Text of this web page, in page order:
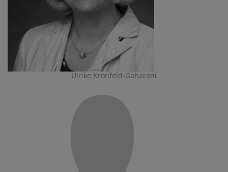
Ulrike Kronfeld-Goharani